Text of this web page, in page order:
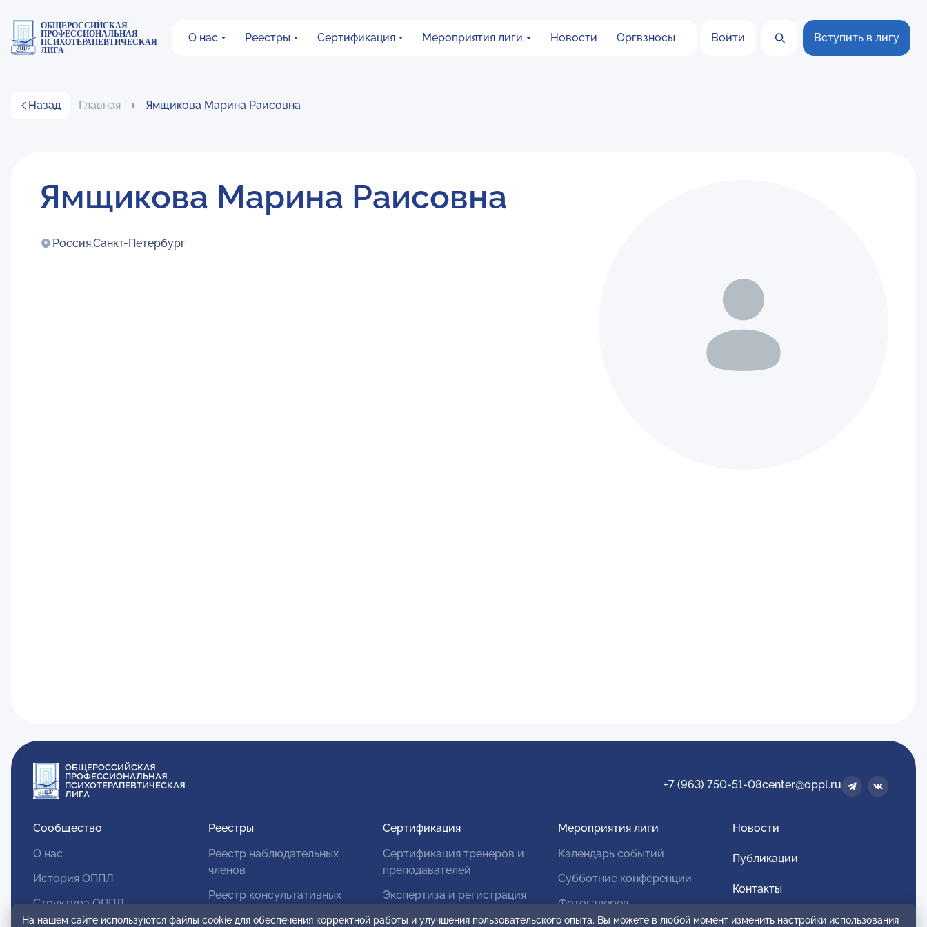
ОБЩЕРОССИЙСКАЯ
ПРОФЕССИОНАЛЬНАЯ
ПСИХОТЕРАПЕВТИЧЕСКАЯ
ЛИГА
О нас Реестры Сертификация Мероприятия лиги Новости Оргвзносы Войти Вступить в лигу
Назад Главная Ямщикова Марина Раисовна
Ямщикова Марина Раисовна
Россия,Санкт-Петербург
ОБЩЕРОССИЙСКАЯ
ПРОФЕССИОНАЛЬНАЯ
ПСИХОТЕРАПЕВТИЧЕСКАЯ
ЛИГА
+7 (963) 750-51-08center@oppl.ru
Сообщество
О нас
История ОППЛ
Структура ОППЛ
Реестры
Реестр наблюдательных
членов
Реестр консультативных
Сертификация
Сертификация тренеров и
преподавателей
Экспертиза и регистрация
Мероприятия лиги
Календарь событий
Субботние конференции
Фотогалерея
Новости
Публикации
Контакты
Для спонсоров и партнеров
На нашем сайте используются файлы cookie для обеспечения корректной работы и улучшения пользовательского опыта. Вы можете в любой момент изменить настройки использования